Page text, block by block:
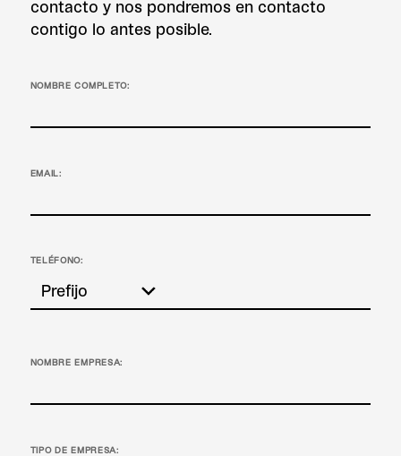
contacto y nos pondremos en contacto
contigo lo antes posible.
NOMBRE COMPLETO:
EMAIL:
TELÉFONO:
NOMBRE EMPRESA:
TIPO DE EMPRESA: